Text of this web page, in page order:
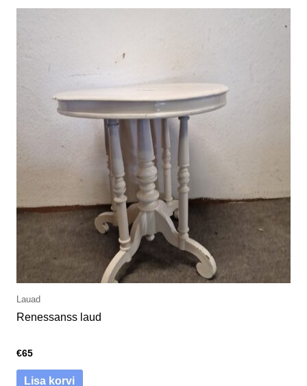
Lauad
Renessanss laud
€65
Lisa korvi